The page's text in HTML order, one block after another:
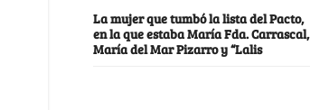
La mujer que tumbó la lista del Pacto,
en la que estaba María Fda. Carrascal,
María del Mar Pizarro y “Lalis